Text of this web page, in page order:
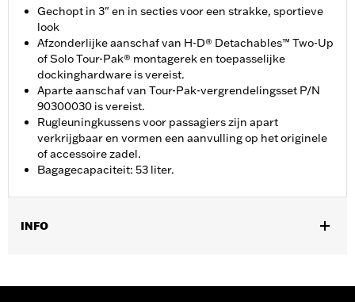
Gechopt in 3" en in secties voor een strakke, sportieve
look
Afzonderlijke aanschaf van H-D® Detachables™ Two-Up
of Solo Tour-Pak® montagerek en toepasselijke
dockinghardware is vereist.
Aparte aanschaf van Tour-Pak-vergrendelingsset P/N
90300030 is vereist.
Rugleuningkussens voor passagiers zijn apart
verkrijgbaar en vormen een aanvulling op het originele
of accessoire zadel.
Bagagecapaciteit: 53 liter.
INFO